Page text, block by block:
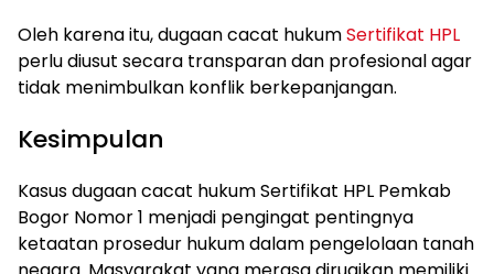
Oleh karena itu, dugaan cacat hukumSertifikat HPL
perlu diusut secara transparan dan profesional agar
tidak menimbulkan konflik berkepanjangan.
Kesimpulan
Kasus dugaan cacat hukum Sertifikat HPL Pemkab
Bogor Nomor 1 menjadi pengingat pentingnya
ketaatan prosedur hukum dalam pengelolaan tanah